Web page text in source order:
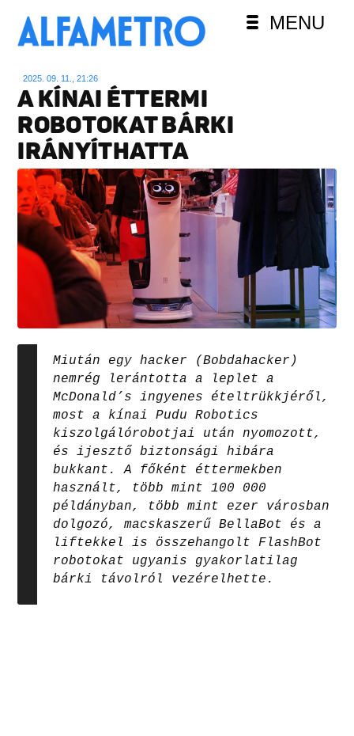
MENU
2025. 09. 11., 21:26
A KÍNAI ÉTTERMI
ROBOTOKAT BÁRKI
IRÁNYÍTHATTA
Miután egy hacker (Bobdahacker)
nemrég lerántotta a leplet a
McDonald’s ingyenes ételtrükkjéről,
most a kínai Pudu Robotics
kiszolgálórobotjai után nyomozott,
és ijesztő biztonsági hibára
bukkant. A főként éttermekben
használt, több mint 100 000
példányban, több mint ezer városban
dolgozó, macskaszerű BellaBot és a
liftekkel is összehangolt FlashBot
robotokat ugyanis gyakorlatilag
bárki távolról vezérelhette.